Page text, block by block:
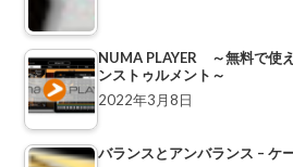
NUMA PLAYER ～無料で使
ンストゥルメント～
2022年3月8日
バランスとアンバランス – ケ